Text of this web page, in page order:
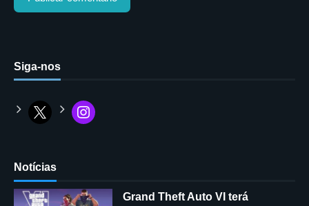
Siga-nos
Notícias
Grand Theft Auto VI terá